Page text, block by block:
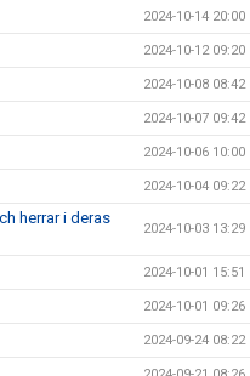
2024-10-14 20:00
2024-10-12 09:20
2024-10-08 08:42
2024-10-07 09:42
2024-10-06 10:00
2024-10-04 09:22
herrar i deras
2024-10-03 13:29
2024-10-01 15:51
2024-10-01 09:26
2024-09-24 08:22